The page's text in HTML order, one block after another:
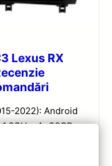
Lexus RX
2022): Android
4+32GB,